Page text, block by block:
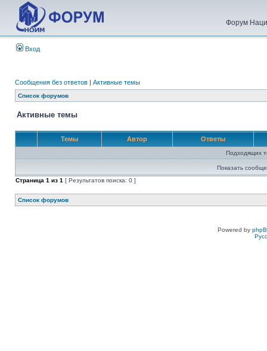
Форум
Вход
Сообщения без ответов | Активные темы
Список форумов
Активные темы
Темы Автор Ответы
Подходящих
Показать
Страница 1 из 1 [ Результатов поиска: 0 ]
Список форумов
Powered by